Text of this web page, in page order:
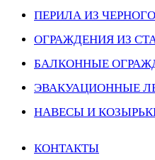
ПЕРИЛА ИЗ
ОГРАЖДЕНИЯ ИЗ
БАЛКОННЫЕ
ЭВАКУАЦИОННЫЕ
НАВЕСЫ И
КОНТАКТЫ